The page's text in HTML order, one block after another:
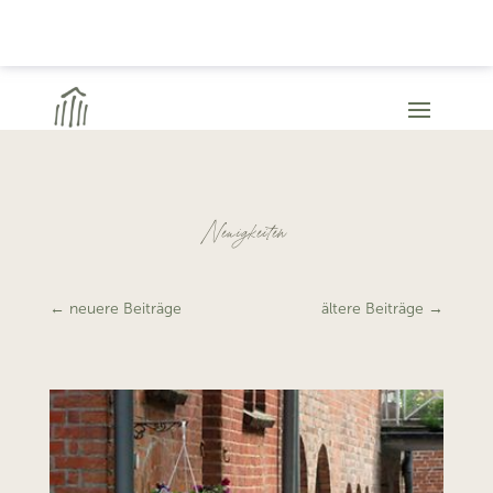
Neuigkeiten
← neuere Beiträge ältere Beiträge →